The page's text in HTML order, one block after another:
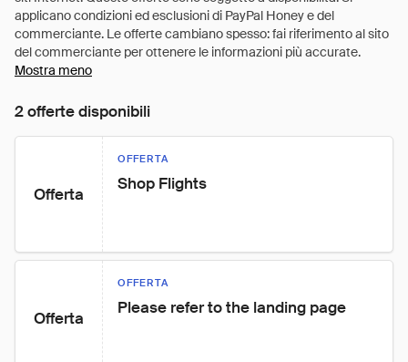
Mostra meno
2 offerte disponibili
Offerta
OFFERTA
Shop Flights
Offerta
OFFERTA
Please refer to the landing page